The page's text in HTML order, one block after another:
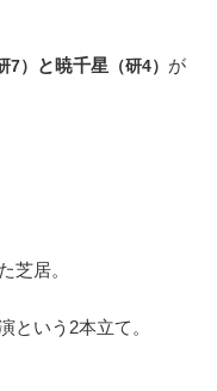
7） と暁千星 （研4） が
芝居。
という2本立て。